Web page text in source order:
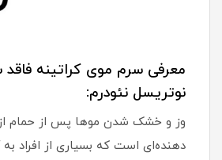
معرفی سرم موی کراتینه فاقد
نوتریسل نئودرم:
وز و خشک شدن موها پس از حمام از
دهنده‌ای است که بسیاری از افراد